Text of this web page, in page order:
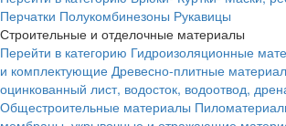
Перчатки Полукомбинезоны Рукавицы
Строительные и отделочные материалы
Перейти в категорию Гидроизоляционные
и комплектующие Древесно-плитные
оцинкованный лист, водосток, водоотвод,
Общестроительные материалы